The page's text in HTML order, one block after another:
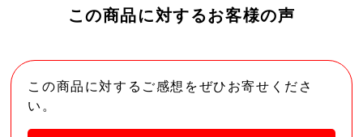
この商品に対するお客様の声
この商品に対するご感想をぜひお寄せくださ
い。